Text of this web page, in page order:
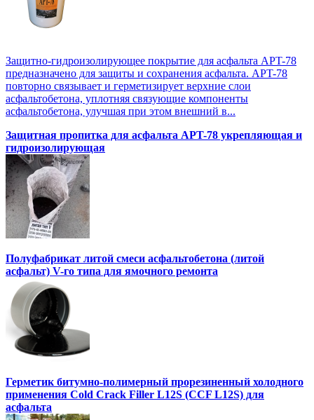
Защитно-гидроизолирующее покрытие для асфальта APT-78
предназначено для защиты и сохранения асфальта. APT-78
повторно связывает и герметизирует верхние слои
асфальтобетона, уплотняя связующие компоненты
асфальтобетона, улучшая при этом внешний в...
Защитная пропитка для асфальта APT-78 укрепляющая и
гидроизолирующая
Полуфабрикат литой смеси асфальтобетона (литой
асфальт) V-го типа для ямочного ремонта
Герметик битумно-полимерный прорезиненный холодного
применения Cold Crack Filler L12S (ССF L12S) для
асфальта